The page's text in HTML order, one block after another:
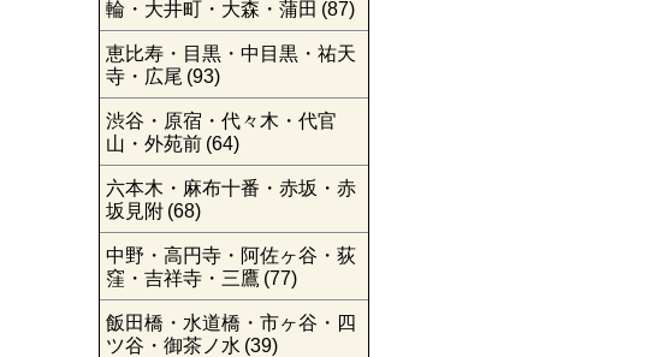
輪・大井町・大森・蒲田 (87)
恵比寿・目黒・中目黒・祐天
寺・広尾 (93)
渋谷・原宿・代々木・代官
山・外苑前 (64)
六本木・麻布十番・赤坂・赤
坂見附 (68)
中野・高円寺・阿佐ヶ谷・荻
窪・吉祥寺・三鷹 (77)
飯田橋・水道橋・市ヶ谷・四
ツ谷・御茶ノ水 (39)